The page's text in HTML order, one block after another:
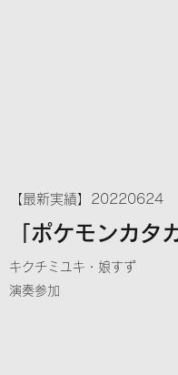
【最新実績】20220624
「ポケモンカタ
キクチミユキ・娘すず
​演奏参加